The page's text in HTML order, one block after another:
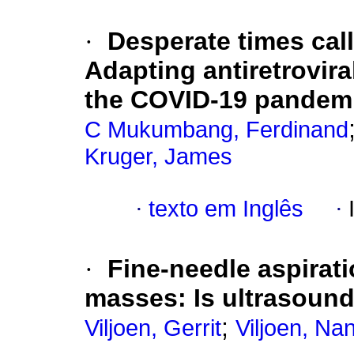
·
Desperate times
Adapting
the COVID-19
C Mukumbang, Ferdinand
Kruger, James
· texto em Inglês ·
·
Fine-needle
masses: Is
Viljoen, Gerrit; Viljoen,